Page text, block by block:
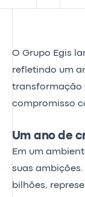
O Grupo Egis
refletindo um
transformação
compromisso
Um ano de
Em um
suas
bilhões,